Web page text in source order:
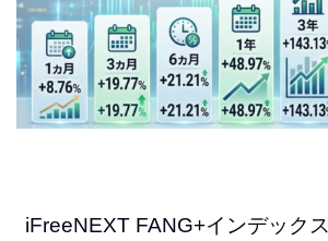
iFreeNEXT FANG+インデックス